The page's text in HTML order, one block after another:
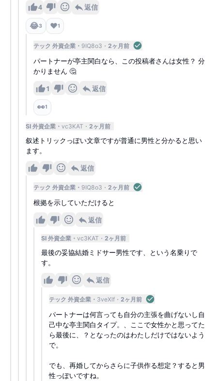
4 返信
😂3 ❤️1
テック 外資企業 9IQ8o3 2ヶ月前
パートナーが亭主関白なら、この投稿者さんは女性？ 分
かりません 🤔
1 返信
👀1
SI 外資企業 vc3KAT 2ヶ月前
叙述トリックっぽい文章ですが普通に男性と分かると思い
ます。
返信
テック 外資企業 9IQ8o3 2ヶ月前
根拠を示していただけると
返信
SI 外資企業 vc3KAT 2ヶ月前
最後の妥協結婚ミドサー男性です、という名乗りで
す。
返信
テック 外資企業 3veXlf 2ヶ月前
パートナーは何言っても自分の主張を曲げないし自
己中な亭主関白タイプ。、ここで女性かと思ってた
ら最後に、？となったのはわたしだけではないよう
で。
でも、再婚してからさらに子供作る想定？すると男
性っぽいですね。